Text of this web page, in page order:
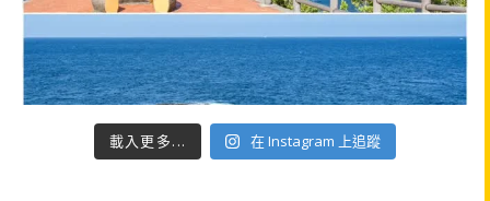
載入更多... 在 Instagram 上追蹤